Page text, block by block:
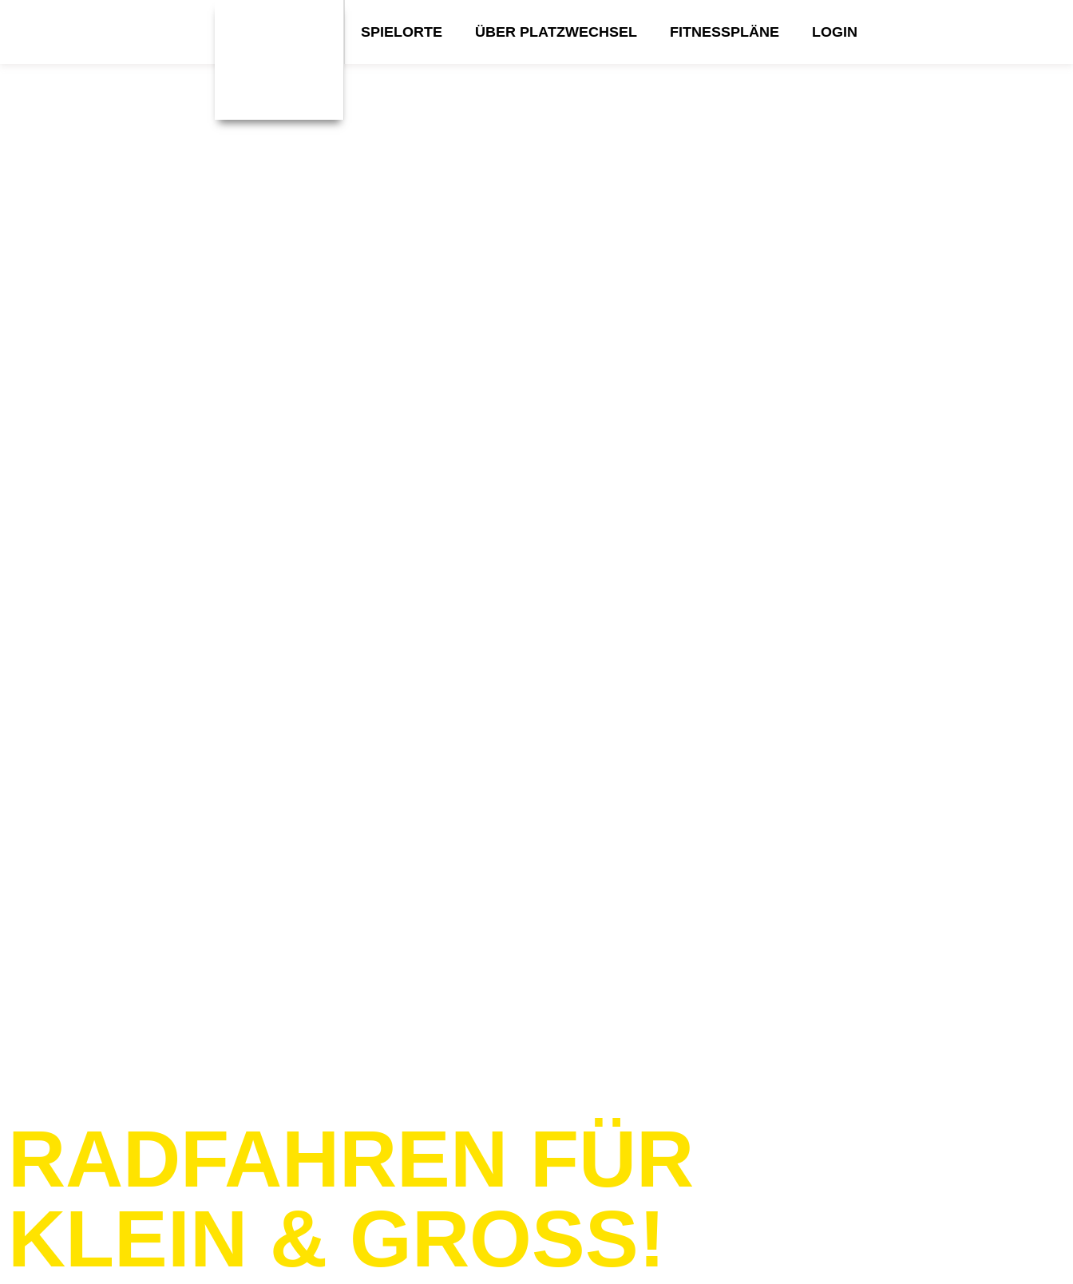
SPIELORTE ÜBER PLATZWECHSEL FITNESSPLÄNE LOGIN
RADFAHREN FÜR
KLEIN & GROSS!